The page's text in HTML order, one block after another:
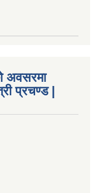
अवसरमा
प्रचण्ड |